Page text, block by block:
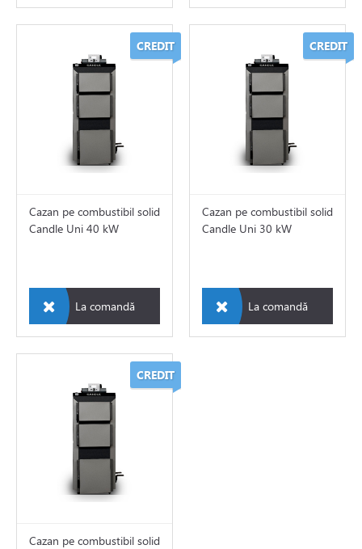
CREDIT
Cazan pe combustibil solid
Candle Uni 40 kW
La comandă
CREDIT
Cazan pe combustibil solid
Candle Uni 30 kW
La comandă
CREDIT
Cazan pe combustibil solid